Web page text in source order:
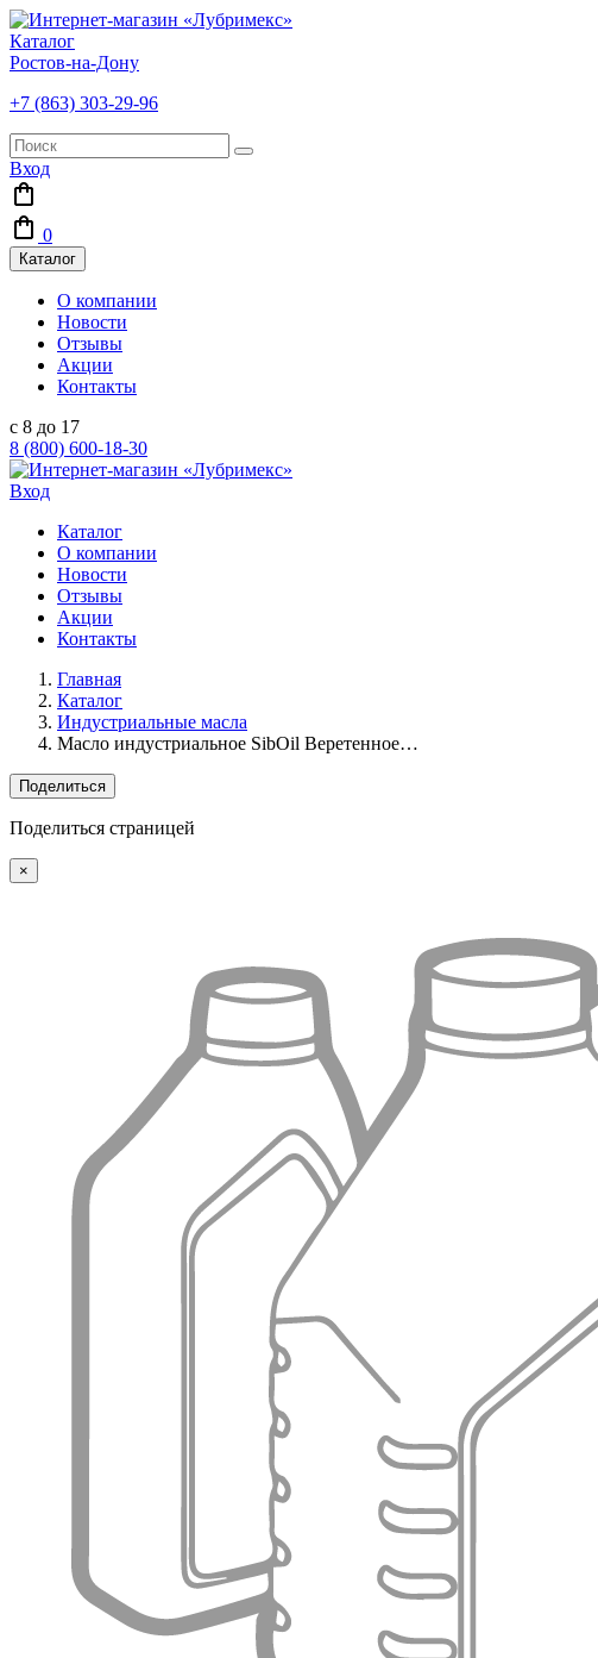
Каталог
Ростов-на-Дону
+7 (863) 303-29-96
Вход
0
Каталог
О компании
Новости
Отзывы
Акции
Контакты
с 8 до 17
8 (800) 600-18-30
Вход
Каталог
О компании
Новости
Отзывы
Акции
Контакты
Главная
Каталог
Индустриальные масла
Масло индустриальное SibOil Веретенное…
Поделиться
Поделиться страницей
×